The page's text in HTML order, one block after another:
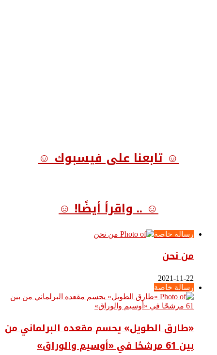
☺ تابعنا على فيسبوك ☺
☺ .. واقرأ أيضًا! ☺
رسالة خاصة
من نحن
2021-11-22
رسالة خاصة
«طارق الطويل» يحسم مقعده البرلماني من
بين 61 مرشحًا في «أوسيم والوراق»